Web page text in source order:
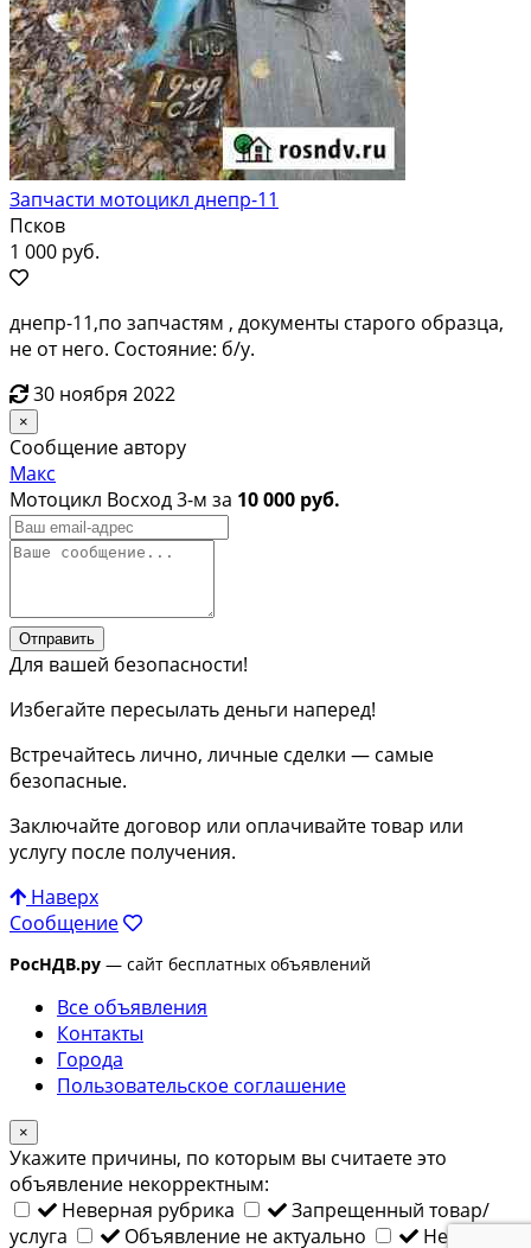
Запчасти мотоцикл днепр-11
Псков
1 000 руб.
днепр-11,по запчастям , документы старого образца,
не от него. Состояние: б/у.
30 ноября 2022
×
Сообщение автору
Макс
Мотоцикл Восход 3-м за 10 000 руб.
Отправить
Для вашей безопасности!
Избегайте пересылать деньги наперед!
Встречайтесь лично, личные сделки — самые
безопасные.
Заключайте договор или оплачивайте товар или
услугу после получения.
Наверх
Сообщение
РосНДВ.ру — сайт бесплатных объявлений
Все объявления
Контакты
Города
Пользовательское соглашение
×
Укажите причины, по которым вы считаете это
объявление некорректным:
Неверная рубрика
Запрещенный товар/
услуга
Объявление не актуально Неверный